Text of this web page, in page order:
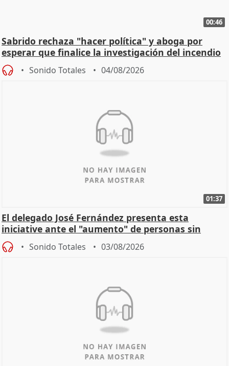
00:46
Sabrido rechaza "hacer política" y aboga por
esperar que finalice la investigación del incendio
Sonido Totales 04/08/2026
01:37
El delegado José Fernández presenta esta
iniciative ante el "aumento" de personas sin
hogar en Madri
Sonido Totales 03/08/2026